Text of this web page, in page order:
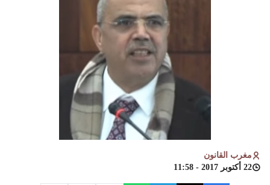
مغرب القانون
22 أكتوبر 2017 - 11:58